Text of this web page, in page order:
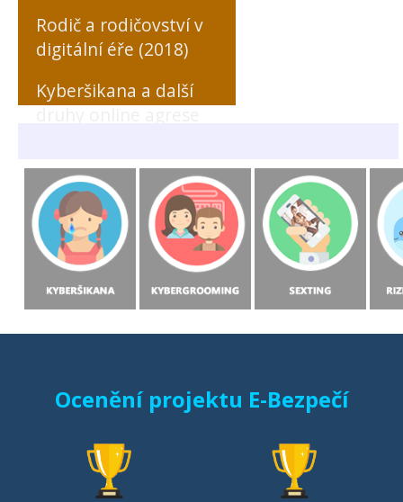
Rodič a rodičovství v
digitální éře (2018)
Kyberšikana a další
(MONO, 2018)
Rizikové formy
chování českých a
slovenských dětí v
prostředí internetu
(MONO, 2015)
Sexting a rizikové
dětí v kyberprostoru
Ocenění projektu E-Bezpečí